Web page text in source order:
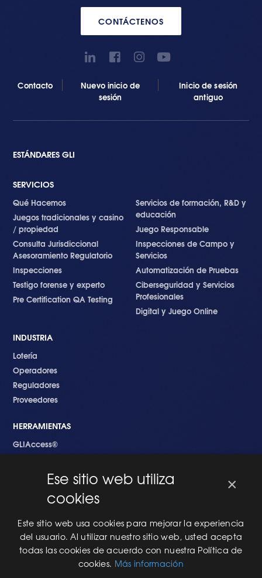
CONTÁCTENOS
Contacto
Nuevo inicio de
sesión
Inicio de sesión
antiguo
ESTÁNDARES GLI
SERVICIOS
Qué Hacemos
Juegos tradicionales y casino
/ propiedad
Consulta Jurisdiccional
Asesoramiento Regulatorio
Inspecciones
Testigo forense y experto
Pre Certification QA Testing
Servicios de formación, R&D y
educación
Juego Responsable
Inspecciones de Campo y
Servicios
Automatización de Pruebas
Ciberseguridad y Servicios
Profesionales
Digital y Juego Online
INDUSTRIA
Lotería
Operadores
Reguladores
Proveedores
HERRAMIENTAS
GLIAccess®
EMPEZANDO
Nuevo en GLI
Nuevo Software
Una Nueva Máquina
Modificaciones al Software
Modificaciones al Hardware
×
Ese sitio web utiliza
cookies
Este sitio web usa cookies para mejorar la experiencia
del usuario. Al utilizar nuestro sitio web, usted acepta
todas las cookies de acuerdo con nuestra Política de
cookies. Más información